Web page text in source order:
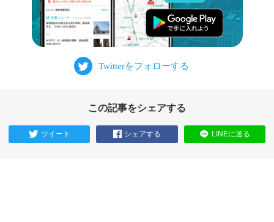
この記事をシェアする
ツイート シェアする LINEに送る